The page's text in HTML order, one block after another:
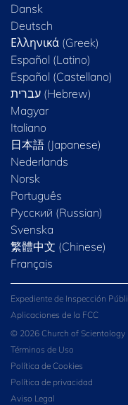
Dansk
Deutsch
Ελληνικά (Greek)
Español (Latino)
Español (Castellano)
Magyar
Italiano
日本語 (Japanese)
Nederlands
Norsk
Português
Русский (Russian)
Svenska
繁體中文 (Chinese)
Français
Expediente de Inspección
Aplicaciones de la FCC
© 2026 Church of Scientology
Términos de Uso
Política de Cookies
Política de privacidad
Aviso Legal